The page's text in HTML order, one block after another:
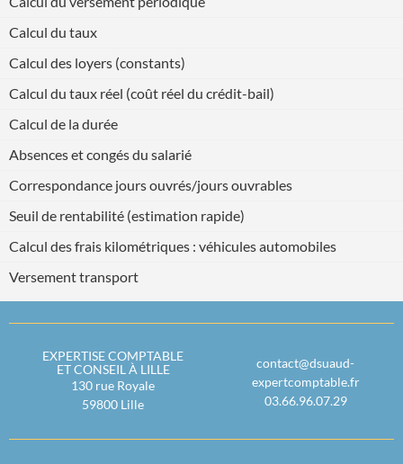
Calcul du taux
Calcul des loyers (constants)
Calcul du taux réel (coût réel du crédit-bail)
Calcul de la durée
Absences et congés du salarié
Correspondance jours ouvrés/jours ouvrables
Seuil de rentabilité (estimation rapide)
Calcul des frais kilométriques : véhicules automobiles
Versement transport
EXPERTISE COMPTABLE
ET CONSEIL À LILLE
130 rue Royale
59800 Lille
contact@dsuaud-
expertcomptable.fr
03.66.96.07.29